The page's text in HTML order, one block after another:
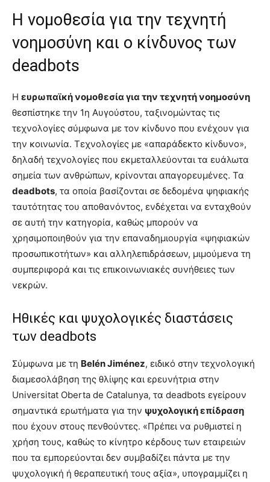
Η νομοθεσία για την τεχνητή
νοημοσύνη και ο κίνδυνος των
deadbots
Η ευρωπαϊκή νομοθεσία για την τεχνητή νοημοσύνη
θεσπίστηκε την 1η Αυγούστου, ταξινομώντας τις
τεχνολογίες σύμφωνα με τον κίνδυνο που ενέχουν για
την κοινωνία. Τεχνολογίες με «απαράδεκτο κίνδυνο»,
δηλαδή τεχνολογίες που εκμεταλλεύονται τα ευάλωτα
σημεία των ανθρώπων, κρίνονται απαγορευμένες. Τα
deadbots, τα οποία βασίζονται σε δεδομένα ψηφιακής
ταυτότητας του αποθανόντος, ενδέχεται να ενταχθούν
σε αυτή την κατηγορία, καθώς μπορούν να
χρησιμοποιηθούν για την επαναδημιουργία «ψηφιακών
προσωπικοτήτων» και αλληλεπιδράσεων, μιμούμενα τη
συμπεριφορά και τις επικοινωνιακές συνήθειες των
νεκρών.
Ηθικές και ψυχολογικές διαστάσεις
των deadbots
Σύμφωνα με τη Belén Jiménez, ειδικό στην τεχνολογική
διαμεσολάβηση της θλίψης και ερευνήτρια στην
Universitat Oberta de Catalunya, τα deadbots εγείρουν
σημαντικά ερωτήματα για την ψυχολογική επίδραση
που έχουν στους πενθούντες. «Πρέπει να ρυθμιστεί η
χρήση τους, καθώς το κίνητρο κέρδους των εταιρειών
που τα εμπορεύονται δεν συμβαδίζει πάντα με την
ψυχολογική ή θεραπευτική τους αξία», υπογραμμίζει η